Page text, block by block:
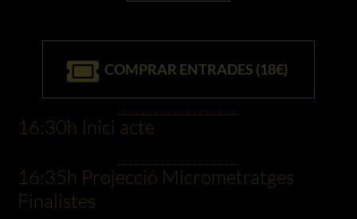
COMPRAR ENTRADES (18€)
16:30h Inici acte
16:35h Projecció Micrometratges
Finalistes